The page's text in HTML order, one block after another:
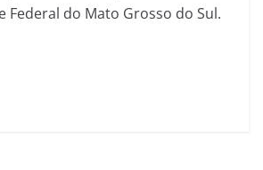
Federal do Mato Grosso do Sul.